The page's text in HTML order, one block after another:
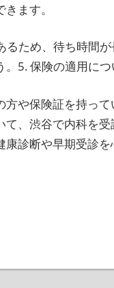
ます。
ため、待ち時間
5. 保険の適用につ
や保険証を持っ
、渋谷で内科を
診断や早期受診を